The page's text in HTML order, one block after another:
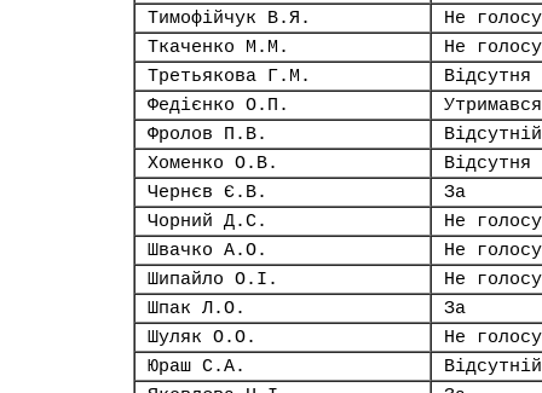
Тимофійчук В.Я.
Не
Ткаченко М.М.
Не
Третьякова Г.М.
Відсутня
Федієнко О.П.
Утримався
Фролов П.В.
Відсутній
Хоменко О.В.
Відсутня
Чернєв Є.В.
За
Чорний Д.С.
Не
Швачко А.О.
Не
Шипайло О.І.
Не
Шпак Л.О.
За
Шуляк О.О.
Не
Юраш С.А.
Відсутній